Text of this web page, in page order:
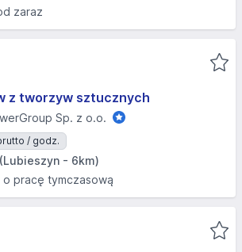
zaraz
z tworzyw sztucznych
Sp. z o.o.
/ godz.
- 6km)
o pracę tymczasową